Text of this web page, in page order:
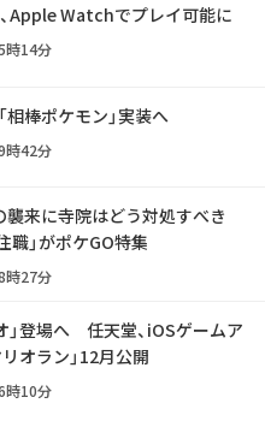
、Apple Watchでプレイ可能に
時14分
棒ポケモン」実装へ
時42分
襲来に寺院はどう対処すべき
住職」がポケGO特集
時27分
」登場へ 任天堂、iOSゲームア
オラン」12月公開
時10分